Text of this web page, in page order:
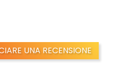
UNA RECENSIONE